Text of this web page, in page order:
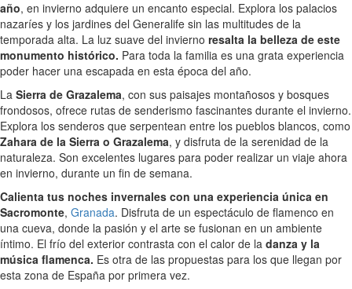
año, en invierno adquiere un encanto especial. Explora los palacios
nazaríes y los jardines del Generalife sin las multitudes de la
temporada alta. La luz suave del invierno resalta la belleza de este
monumento histórico. Para toda la familia es una grata experiencia
poder hacer una escapada en esta época del año.
La Sierra de Grazalema, con sus paisajes montañosos y bosques
frondosos, ofrece rutas de senderismo fascinantes durante el invierno.
Explora los senderos que serpentean entre los pueblos blancos, como
Zahara de la Sierra o Grazalema, y disfruta de la serenidad de la
naturaleza. Son excelentes lugares para poder realizar un viaje ahora
en invierno, durante un fin de semana.
Calienta tus noches invernales con una experiencia única en
Sacromonte, Granada. Disfruta de un espectáculo de flamenco en
una cueva, donde la pasión y el arte se fusionan en un ambiente
íntimo. El frío del exterior contrasta con el calor de la danza y la
música flamenca. Es otra de las propuestas para los que llegan por
esta zona de España por primera vez.